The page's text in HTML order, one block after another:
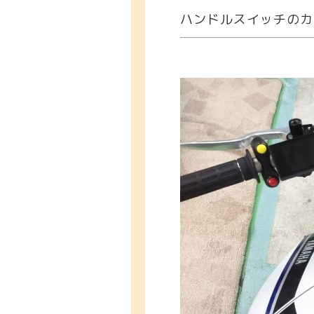
ハンドルスイッチの